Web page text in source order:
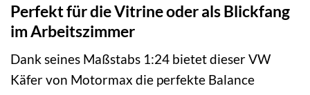
Perfekt für die Vitrine oder als Blickfang
im Arbeitszimmer
Dank seines Maßstabs 1:24 bietet dieser VW
Käfer von Motormax die perfekte Balance